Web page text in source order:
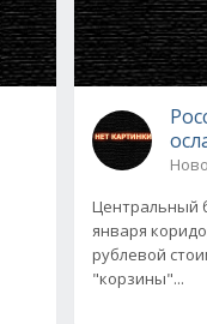
Центральный
января
рублевой
"корзины"...